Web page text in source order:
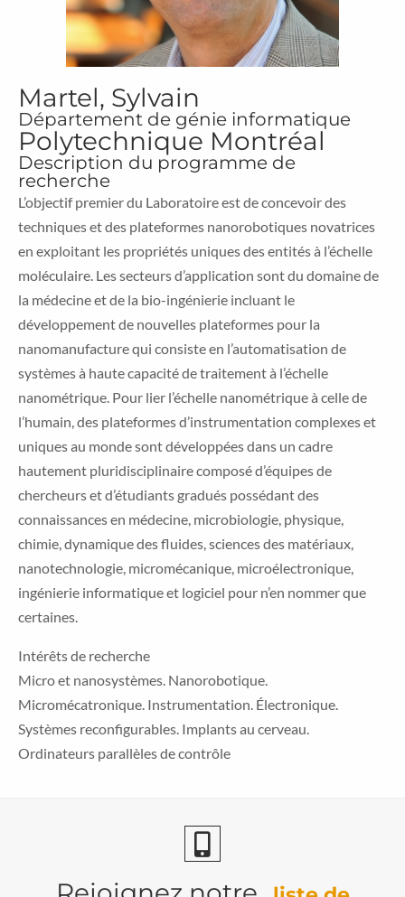
Martel, Sylvain
Département de génie informatique
Polytechnique Montréal
Description du programme de
recherche
L’objectif premier du Laboratoire est de concevoir des
techniques et des plateformes nanorobotiques novatrices
en exploitant les propriétés uniques des entités à l’échelle
moléculaire. Les secteurs d’application sont du domaine de
la médecine et de la bio-ingénierie incluant le
développement de nouvelles plateformes pour la
nanomanufacture qui consiste en l’automatisation de
systèmes à haute capacité de traitement à l’échelle
nanométrique. Pour lier l’échelle nanométrique à celle de
l’humain, des plateformes d’instrumentation complexes et
uniques au monde sont développées dans un cadre
hautement pluridisciplinaire composé d’équipes de
chercheurs et d’étudiants gradués possédant des
connaissances en médecine, microbiologie, physique,
chimie, dynamique des fluides, sciences des matériaux,
nanotechnologie, micromécanique, microélectronique,
ingénierie informatique et logiciel pour n’en nommer que
certaines.
Intérêts de recherche
Micro et nanosystèmes. Nanorobotique.
Micromécatronique. Instrumentation. Électronique.
Systèmes reconfigurables. Implants au cerveau.
Ordinateurs parallèles de contrôle